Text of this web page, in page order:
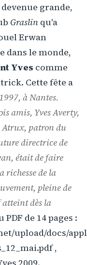
grande,
Graslin qu'a
Erwan
dans le monde,
Yves comme
Cette fête a
à Nantes.
amis, Yves Averty,
Atrux, patron du
directrice de
était de faire
richesse de la
pleine de
dès la
PDF de 14 pages :
upload/docs/
,